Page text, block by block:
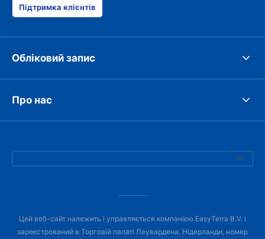
Підтримка клієнтів
Обліковий запис
Про нас
Цей веб-сайт належить і управляється компанією EasyTerra B.V. і
зареєстрований в Торговій палаті Леувардена, Нідерланди, номер